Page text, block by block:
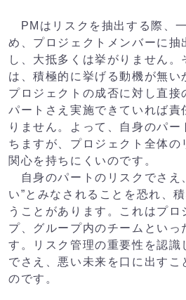
PMはリスクを抽出する際、
め、プロジェクトメンバーに抽
し、大抵多くは挙がりません。
は、積極的に挙げる動機が無い
プロジェクトの成否に対し直接
パートさえ実施できていれば責
りません。よって、自身のパ
ちますが、プロジェクト全体の
関心を持ちにくいのです。
自身のパートのリスクでさえ
い”とみなされることを恐れ、
うことがあります。これはプロ
プ、グループ内のチームといっ
す。リスク管理の重要性を認識
でさえ、悪い未来を口に出すこ
のです。